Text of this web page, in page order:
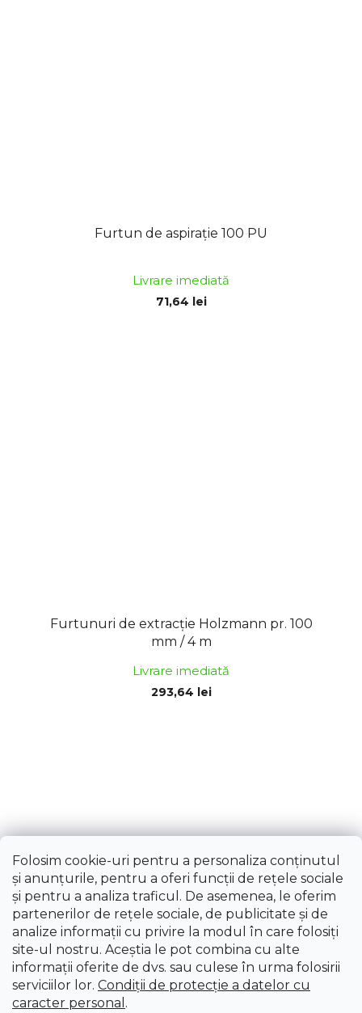
Folosim cookie-uri pentru a personaliza conținutul
și anunțurile, pentru a oferi funcții de rețele sociale
și pentru a analiza traficul. De asemenea, le oferim
partenerilor de rețele sociale, de publicitate și de
analize informații cu privire la modul în care folosiți
site-ul nostru. Aceștia le pot combina cu alte
informații oferite de dvs. sau culese în urma folosirii
serviciilor lor. Condiții de protecție a datelor cu
caracter personal .
Furtun de aspirație 100 PU
Livrare imediată
71,64 lei
Furtunuri de extracție Holzmann pr. 100
mm / 4 m
Livrare imediată
293,64 lei